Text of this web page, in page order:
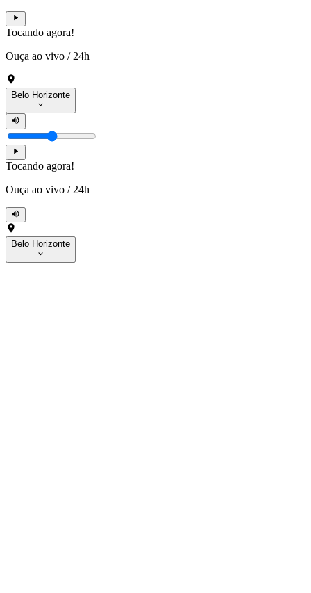
Tocando agora!
Ouça ao vivo / 24h
Belo Horizonte
Tocando agora!
Ouça ao vivo / 24h
Belo Horizonte